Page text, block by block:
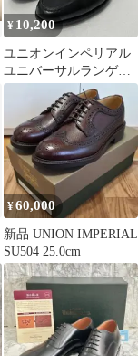
¥ 10,200
ユニオンインペリアル
ユニバーサルランゲー
ジ別注 革靴 ペニー ロ
ーファー 黒
¥60,000
新品 UNION IMPERIAL
SU504 25.0cm